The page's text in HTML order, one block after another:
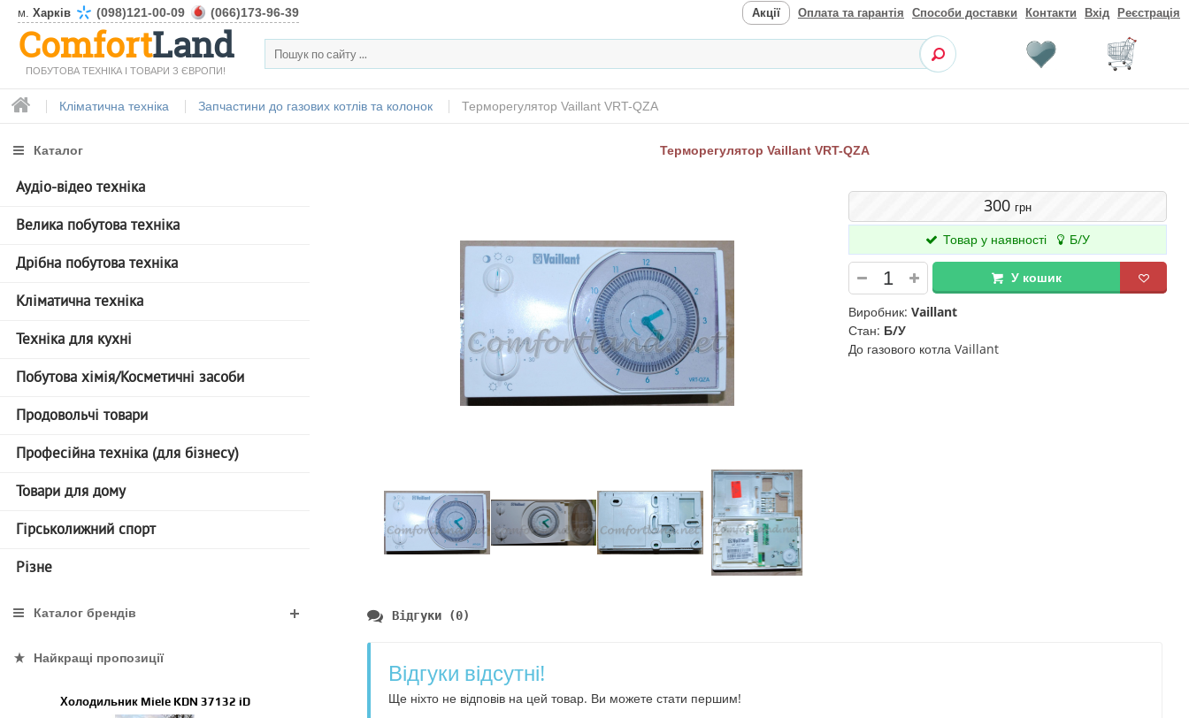
м. Харків (098)121-00-09 (066)173-96-39 Акції Оплата та гарантія Способи доставки Контакти Вхід Реєстрація
ComfortLand
ПОБУТОВА ТЕХНІКА І ТОВАРИ З ЄВРОПИ!
Кліматична техніка Запчастини до газових котлів та колонок Терморегулятор Vaillant VRT-QZA
Терморегулятор Vaillant VRT-QZA
300 грн
Товар у наявності Б/У
У кошик
Виробник: Vaillant
Стан: Б/У
До газового котла Vaillant
Відгуки (0)
Відгуки відсутні!
Ще ніхто не відповів на цей товар. Ви можете стати першим!
Каталог
Аудіо-відео техніка
Велика побутова техніка
Дрібна побутова техніка
Кліматична техніка
Техніка для кухні
Побутова хімія/Косметичні засоби
Продовольчі товари
Професійна техніка (для бізнесу)
Товари для дому
Гірськолижний спорт
Різне
Каталог брендів
Найкращі пропозиції
Холодильник Miele KDN 37132 iD